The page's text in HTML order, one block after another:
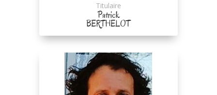
Titulaire
Patrick
BERTHELOT